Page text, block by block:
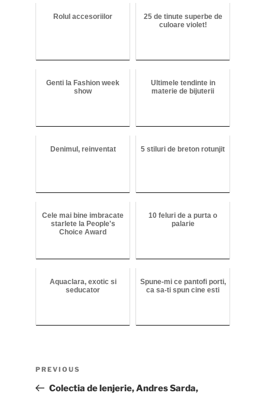
Rolul accesoriilor
25 de tinute superbe de
culoare violet!
Genti la Fashion week
show
Ultimele tendinte in
materie de bijuterii
Denimul, reinventat 5 stiluri de breton rotunjit
Cele mai bine imbracate
starlete la People's
Choice Award
10 feluri de a purta o
palarie
Aquaclara, exotic si
seducator
Spune-mi ce pantofi porti,
ca sa-ti spun cine esti
Previous
Post
PREVIOUS
Colectia de lenjerie, Andres Sarda,